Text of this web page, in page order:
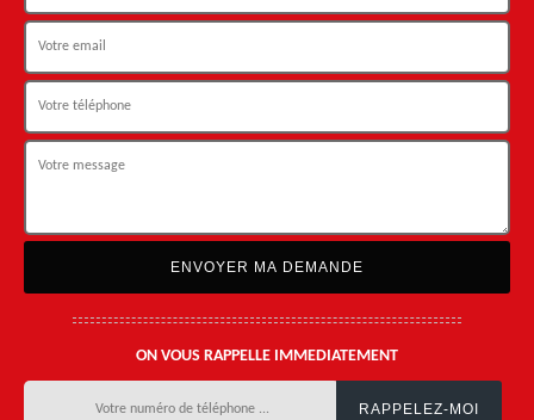
ON VOUS RAPPELLE IMMEDIATEMENT